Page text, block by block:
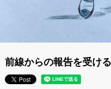
前線からの報告を受け